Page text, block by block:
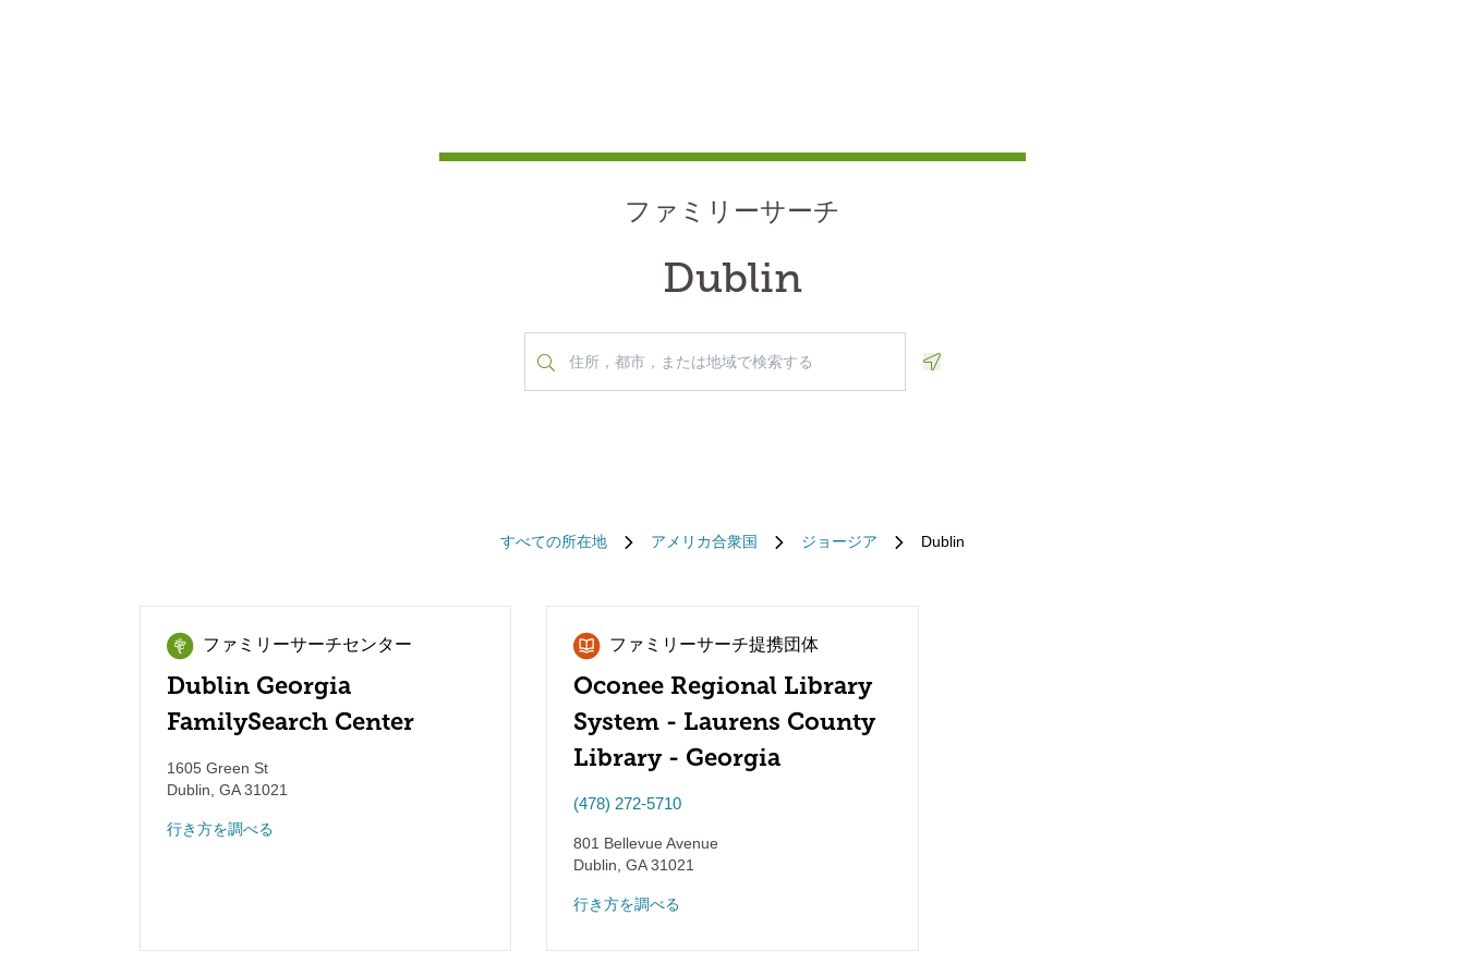
ファミリーサーチ
Dublin
すべての所在地 アメリカ合衆国 ジョージア Dublin
ファミリーサーチセンター
Dublin Georgia
FamilySearch Center
1605 Green St
Dublin GA31021
行き方を調べる
ファミリーサーチ提携団体
Oconee Regional Library
System - Laurens County
Library - Georgia
(478) 272-5710
801 Bellevue Avenue
Dublin GA31021
行き方を調べる